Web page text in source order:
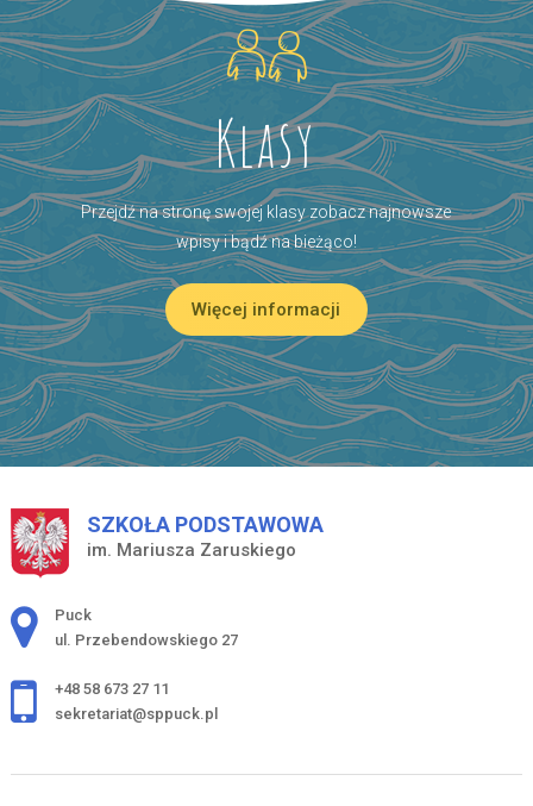
Klasy
Przejdź na stronę swojej klasy zobacz najnowsze
wpisy i bądź na bieżąco!
Więcej informacji
SZKOŁA PODSTAWOWA
im. Mariusza Zaruskiego
Adres pocztowy:
Puck
ul. Przebendowskiego 27
+48 58 673 27 11
sekretariat@sppuck.pl